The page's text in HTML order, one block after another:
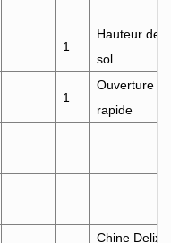
1
Hauteur de
sol
1
Ouverture
rapide
Chine Delixi